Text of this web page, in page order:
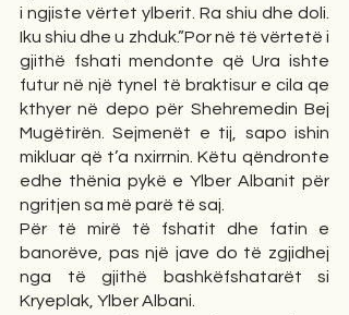
i ngjiste vërtet ylberit. Ra shiu dhe doli.
Iku shiu dhe u zhduk.”Por në të vërtetë i
gjithë fshati mendonte që Ura ishte
futur në një tynel të braktisur e cila qe
kthyer në depo për Shehremedin Bej
Mugëtirën. Sejmenët e tij, sapo ishin
mikluar që t’a nxirrnin. Këtu qëndronte
edhe thënia pykë e Ylber Albanit për
ngritjen sa më parë të saj.
Për të mirë të fshatit dhe fatin e
banorëve, pas një jave do të zgjidhej
nga të gjithë bashkëfshatarët si
Kryeplak, Ylber Albani.